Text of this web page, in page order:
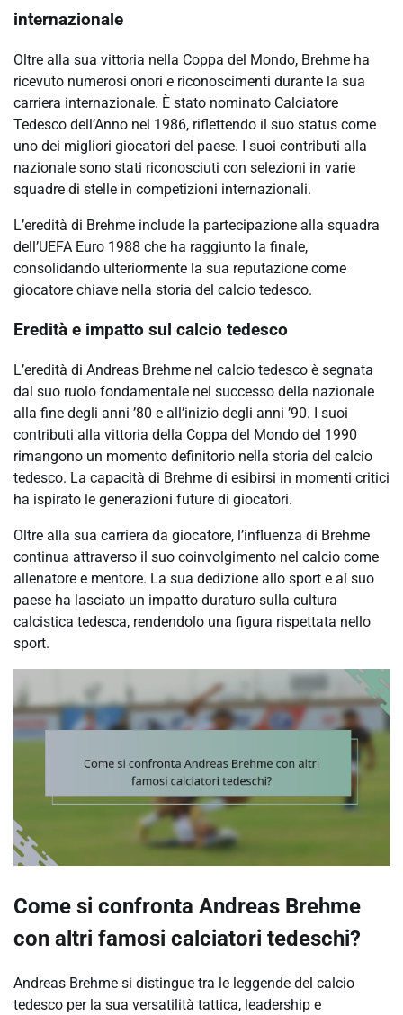
internazionale
Oltre alla sua vittoria nella Coppa del Mondo, Brehme ha
ricevuto numerosi onori e riconoscimenti durante la sua
carriera internazionale. È stato nominato Calciatore
Tedesco dell’Anno nel 1986, riflettendo il suo status come
uno dei migliori giocatori del paese. I suoi contributi alla
nazionale sono stati riconosciuti con selezioni in varie
squadre di stelle in competizioni internazionali.
L’eredità di Brehme include la partecipazione alla squadra
dell’UEFA Euro 1988 che ha raggiunto la finale,
consolidando ulteriormente la sua reputazione come
giocatore chiave nella storia del calcio tedesco.
Eredità e impatto sul calcio tedesco
L’eredità di Andreas Brehme nel calcio tedesco è segnata
dal suo ruolo fondamentale nel successo della nazionale
alla fine degli anni ’80 e all’inizio degli anni ’90. I suoi
contributi alla vittoria della Coppa del Mondo del 1990
rimangono un momento definitorio nella storia del calcio
tedesco. La capacità di Brehme di esibirsi in momenti critici
ha ispirato le generazioni future di giocatori.
Oltre alla sua carriera da giocatore, l’influenza di Brehme
continua attraverso il suo coinvolgimento nel calcio come
allenatore e mentore. La sua dedizione allo sport e al suo
paese ha lasciato un impatto duraturo sulla cultura
calcistica tedesca, rendendolo una figura rispettata nello
sport.
Come si confronta Andreas Brehme
con altri famosi calciatori tedeschi?
Andreas Brehme si distingue tra le leggende del calcio
tedesco per la sua versatilità tattica, leadership e